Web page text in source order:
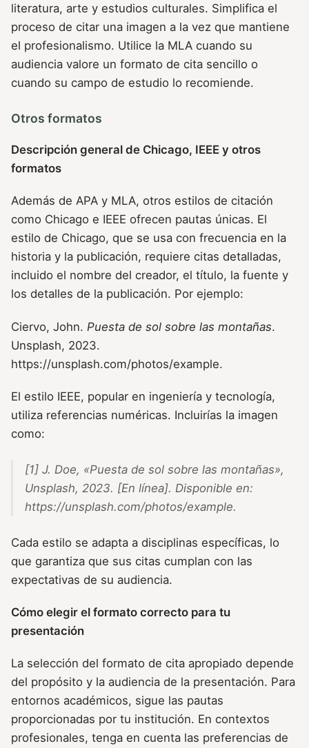
literatura, arte y estudios culturales. Simplifica el
proceso de citar una imagen a la vez que mantiene
el profesionalismo. Utilice la MLA cuando su
audiencia valore un formato de cita sencillo o
cuando su campo de estudio lo recomiende.
Otros formatos
Descripción general de Chicago, IEEE y otros
formatos
Además de APA y MLA, otros estilos de citación
como Chicago e IEEE ofrecen pautas únicas. El
estilo de Chicago, que se usa con frecuencia en la
historia y la publicación, requiere citas detalladas,
incluido el nombre del creador, el título, la fuente y
los detalles de la publicación. Por ejemplo:
Ciervo, John. Puesta de sol sobre las montañas.
Unsplash, 2023.
https://unsplash.com/photos/example.
El estilo IEEE, popular en ingeniería y tecnología,
utiliza referencias numéricas. Incluirías la imagen
como:
[1] J. Doe, «Puesta de sol sobre las montañas»,
Unsplash, 2023. [En línea]. Disponible en:
https://unsplash.com/photos/example.
Cada estilo se adapta a disciplinas específicas, lo
que garantiza que sus citas cumplan con las
expectativas de su audiencia.
Cómo elegir el formato correcto para tu
presentación
La selección del formato de cita apropiado depende
del propósito y la audiencia de la presentación. Para
entornos académicos, sigue las pautas
proporcionadas por tu institución. En contextos
profesionales, tenga en cuenta las preferencias de